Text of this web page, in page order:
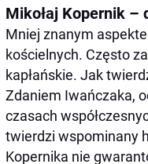
Mikołaj Kopernik –
Mniej znanym
kościelnych. Często
kapłańskie. Jak
Zdaniem Iwańczaka,
czasach
twierdzi wspominany
Kopernika nie